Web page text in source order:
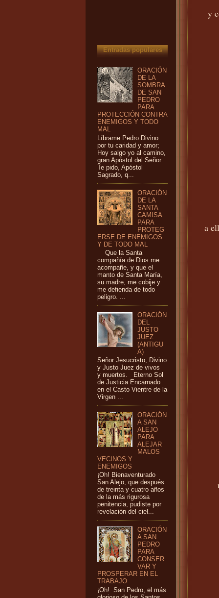
Entradas populares
ORACIÓN
DE LA
SOMBRA
DE SAN
PEDRO
PARA
PROTECCIÓN CONTRA
ENEMIGOS Y TODO
MAL
Líbrame Pedro Divino
por tu caridad y amor;
Hoy salgo yo al camino,
gran Apóstol del Señor.
Te pido, Apóstol
Sagrado, q...
ORACIÓN
DE LA
SANTA
CAMISA
PARA
PROTEG
ERSE DE ENEMIGOS
Y DE TODO MAL
Que la Santa
compañía de Dios me
acompañe, y que el
manto de Santa María,
su madre, me cobije y
me defienda de todo
peligro. ...
ORACIÓN
DEL
JUSTO
JUEZ
(ANTIGU
A)
Señor Jesucristo, Divino
y Justo Juez de vivos
y muertos. Eterno Sol
de Justicia Encarnado
en el Casto Vientre de la
Virgen ...
ORACIÓN
A SAN
ALEJO
PARA
ALEJAR
MALOS
VECINOS Y
ENEMIGOS
¡Oh! Bienaventurado
San Alejo, que después
de treinta y cuatro años
de la más rigurosa
penitencia, pudiste por
revelación del ciel...
ORACIÓN
A SAN
PEDRO
PARA
CONSER
VAR Y
PROSPERAR EN EL
TRABAJO
¡Oh! San Pedro, el más
y
a